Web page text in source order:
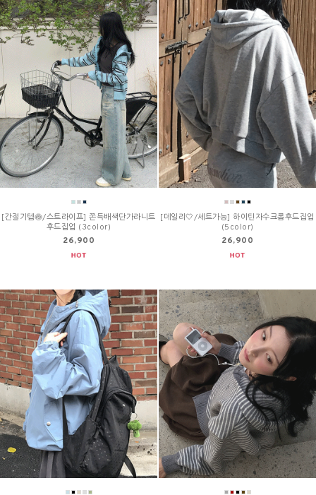
[간절기템🍥/스트라이프] 쫀득배색단가라니트
후드집업 (3color)
26,900
[데일리🤍/세트가능] 하이틴자수크롭후드집업
(5color)
26,900